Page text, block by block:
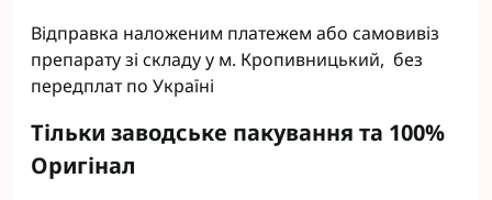
Відправка наложеним платежем або самовивіз
препарату зі складу у м. Кропивницький, без
передплат по Україні
Тільки заводське пакування та 100%
Оригінал